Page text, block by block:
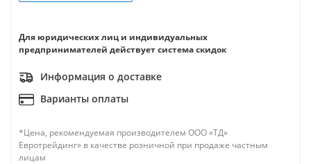
Для юридических лиц и индивидуальных
предпринимателей действует система скидок
Информация о доставке
Варианты оплаты
*Цена, рекомендуемая производителем ООО «ТД»
Евротрейдинг» в качестве розничной при продаже частным
лицам